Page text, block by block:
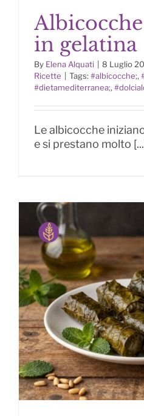
Albicocche
in gelatina
By Elena Alquati 8 Luglio
Ricette
Tags: #albicocche;,
#dietamediterranea;,
Le albicocche
e si prestano molto